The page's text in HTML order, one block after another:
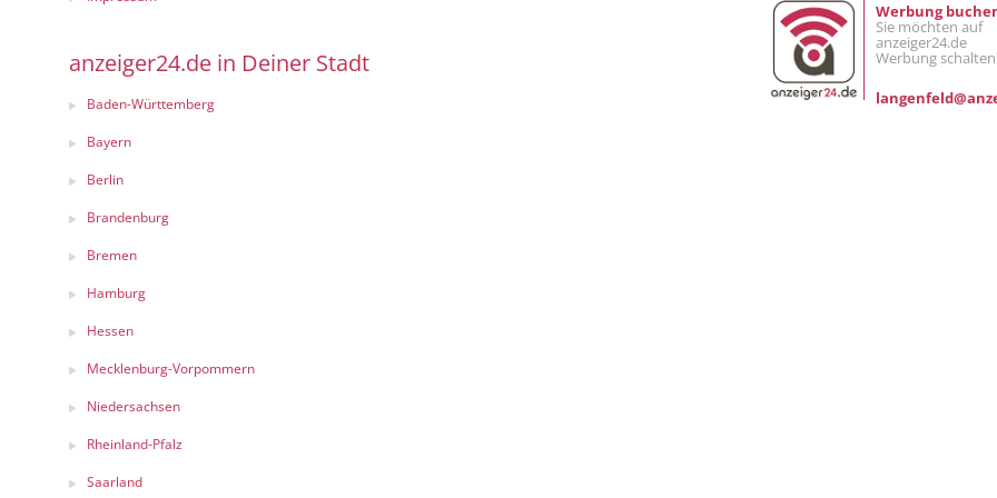
anzeiger24.de in Deiner Stadt
Baden-Württemberg
Bayern
Berlin
Brandenburg
Bremen
Hamburg
Hessen
Mecklenburg-Vorpommern
Niedersachsen
Rheinland-Pfalz
Saarland
Werbung
Sie möchten auf
anzeiger24.de
Werbung